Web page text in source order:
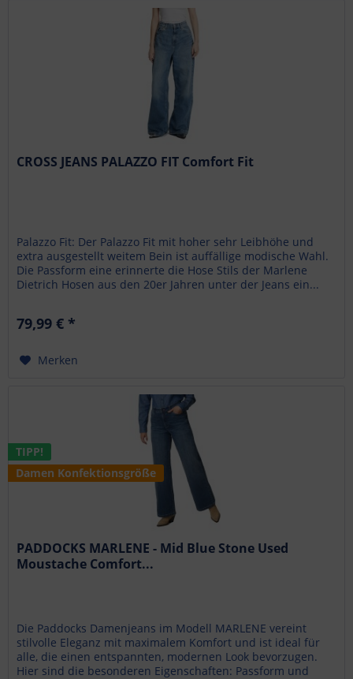
CROSS JEANS PALAZZO FIT Comfort Fit
Palazzo Fit: Der Palazzo Fit mit hoher sehr Leibhöhe und
extra ausgestellt weitem Bein ist auffällige modische Wahl.
Die Passform eine erinnerte die Hose Stils der Marlene
Dietrich Hosen aus den 20er Jahren unter der Jeans ein...
79,99 € *
Merken
TIPP!
Damen Konfektionsgröße
PADDOCKS MARLENE - Mid Blue Stone Used
Moustache Comfort...
Die Paddocks Damenjeans im Modell MARLENE vereint
stilvolle Eleganz mit maximalem Komfort und ist ideal für
alle, die einen entspannten, modernen Look bevorzugen.
Hier sind die besonderen Eigenschaften: Passform und